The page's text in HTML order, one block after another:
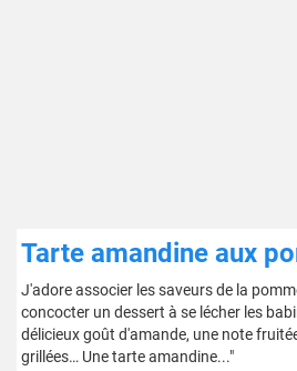
Tarte amandine aux
J'adore associer les saveurs de la
concocter un dessert à se lécher les
délicieux goût d'amande, une note
grillées… Une tarte amandine..."